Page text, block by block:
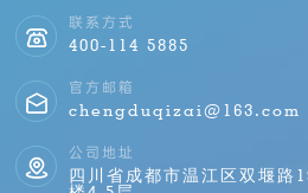
联系方式
400-114 5885
官方邮箱
chengduqizai@163.com
公司地址
四川省成都市温江区双堰路